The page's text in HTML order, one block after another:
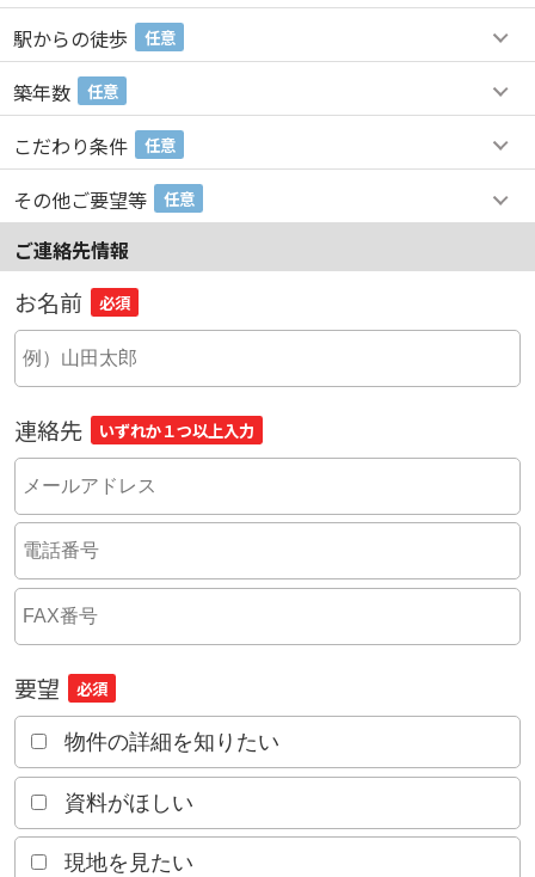
駅からの徒歩 任意
築年数 任意
こだわり条件 任意
その他ご要望等 任意
ご連絡先情報
お名前 必須
連絡先 いずれか１つ以上入力
要望 必須
物件の詳細を知りたい
資料がほしい
現地を見たい